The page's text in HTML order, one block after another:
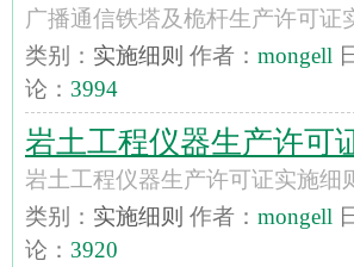
广播通信铁塔及桅杆生产许可证
类别： 实施细则 作者： mongell
论： 3994
岩土工程仪器生产许可
岩土工程仪器生产许可证实施细
类别： 实施细则 作者： mongell
论： 3920